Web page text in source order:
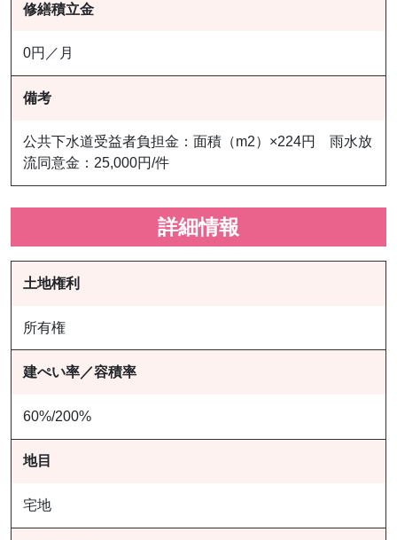
修繕積立金
0円／月
備考
公共下水道受益者負担金：面積（m2）×224円 雨水放
流同意金：25,000円/件
詳細情報
土地権利
所有権
建ぺい率／容積率
60%/200%
地目
宅地